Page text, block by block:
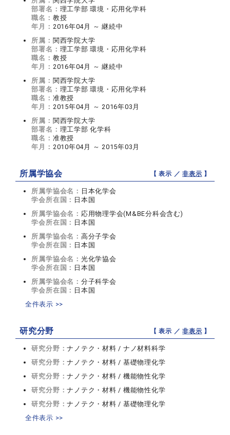
部署名： 理工学部 環境・応用化学科
職名： 教授
年月： 2016年04月 ～ 継続中
所属： 関西学院大学
部署名： 理工学部 環境・応用化学科
職名： 教授
年月： 2016年04月 ～ 継続中
所属： 関西学院大学
部署名： 理工学部 環境・応用化学科
職名： 准教授
年月： 2015年04月 ～ 2016年03月
所属： 関西学院大学
部署名： 理工学部 化学科
職名： 准教授
年月： 2010年04月 ～ 2015年03月
所属学協会 【 表示 ／非表示 】
所属学協会名： 日本化学会
学会所在国： 日本国
所属学協会名： 応用物理学会(M&BE分科会含む)
学会所在国： 日本国
所属学協会名： 高分子学会
学会所在国： 日本国
所属学協会名： 光化学協会
学会所在国： 日本国
所属学協会名： 分子科学会
学会所在国： 日本国
全件表示 >>
研究分野 【 表示 ／非表示 】
研究分野：ナノテク・材料 / ナノ材料科学
研究分野：ナノテク・材料 / 基礎物理化学
研究分野：ナノテク・材料 / 機能物性化学
研究分野：ナノテク・材料 / 機能物性化学
研究分野：ナノテク・材料 / 基礎物理化学
全件表示 >>